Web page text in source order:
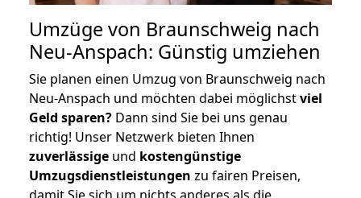
Umzüge von Braunschweig nach
Neu-Anspach: Günstig umziehen
Sie planen einen Umzug von Braunschweig nach
Neu-Anspach und möchten dabei möglichstviel
Geld sparen? Dann sind Sie bei uns genau
richtig! Unser Netzwerk bieten Ihnen
zuverlässige und kostengünstige
Umzugsdienstleistungen zu fairen Preisen,